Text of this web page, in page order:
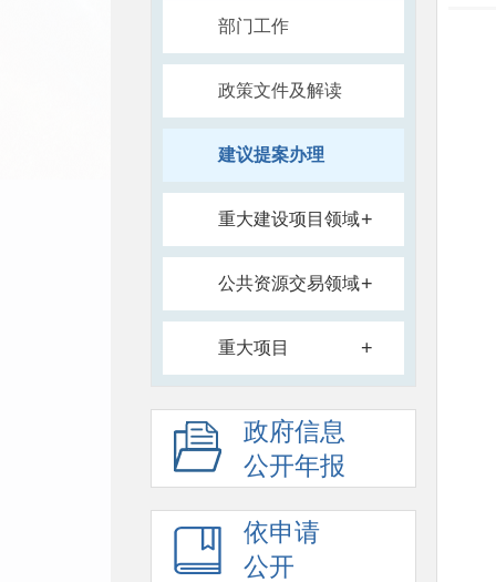
部门工作
政策文件及解读
建议提案办理
重大建设项目领域+
公共资源交易领域+
重大项目 +
政府信息
公开年报
依申请
公开